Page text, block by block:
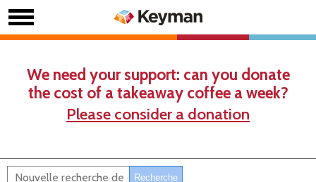
We need your support: can you donate
the cost of a takeaway coffee a week?
Please consider a donation